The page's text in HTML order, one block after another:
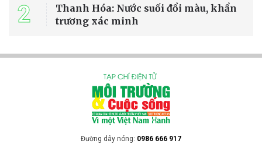
2
Thanh Hóa: Nước suối đổi màu, khẩn
trương xác minh
Đường dây nóng: 0986 666 917